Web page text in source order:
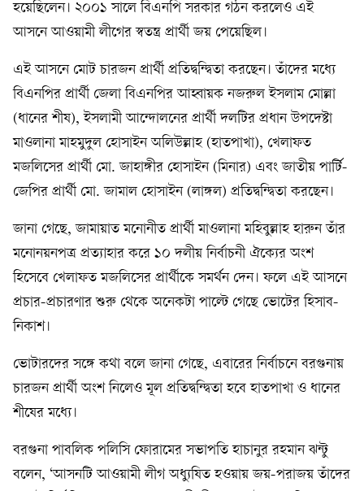
হয়েছিলেন। ২০০১ সালে বিএনপি সরকার গঠন করলেও এই
আসনে আওয়ামী লীগের স্বতন্ত্র প্রার্থী জয় পেয়েছিল।
এই আসনে মোট চারজন প্রার্থী প্রতিদ্বন্দ্বিতা করছেন। তাঁদের মধ্যে
বিএনপির প্রার্থী জেলা বিএনপির আহ্বায়ক নজরুল ইসলাম মোল্লা
(ধানের শীষ), ইসলামী আন্দোলনের প্রার্থী দলটির প্রধান উপদেষ্টা
মাওলানা মাহমুদুল হোসাইন অলিউল্লাহ (হাতপাখা), খেলাফত
মজলিসের প্রার্থী মো. জাহাঙ্গীর হোসাইন (মিনার) এবং জাতীয় পার্টি-
জেপির প্রার্থী মো. জামাল হোসাইন (লাঙ্গল) প্রতিদ্বন্দ্বিতা করছেন।
জানা গেছে, জামায়াত মনোনীত প্রার্থী মাওলানা মহিবুল্লাহ হারুন তাঁর
মনোনয়নপত্র প্রত্যাহার করে ১০ দলীয় নির্বাচনী ঐক্যের অংশ
হিসেবে খেলাফত মজলিসের প্রার্থীকে সমর্থন দেন। ফলে এই আসনে
প্রচার-প্রচারণার শুরু থেকে অনেকটা পাল্টে গেছে ভোটের হিসাব-
নিকাশ।
ভোটারদের সঙ্গে কথা বলে জানা গেছে, এবারের নির্বাচনে বরগুনায়
চারজন প্রার্থী অংশ নিলেও মূল প্রতিদ্বন্দ্বিতা হবে হাতপাখা ও ধানের
শীষের মধ্যে।
বরগুনা পাবলিক পলিসি ফোরামের সভাপতি হাচানুর রহমান ঝন্টু
বলেন, ‘আসনটি আওয়ামী লীগ অধ্যুষিত হওয়ায় জয়-পরাজয় তাঁদের